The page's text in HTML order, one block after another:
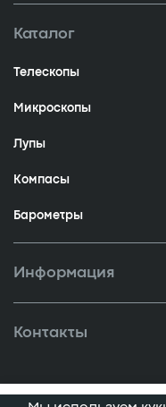
Каталог
Телескопы
Микроскопы
Лупы
Компасы
Барометры
Информация
Контакты